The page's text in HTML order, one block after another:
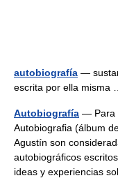
autobiografía —
escrita por ella
Autobiografía — Para
Autobiografia (álbum
Agustín son
autobiográficos
ideas y experiencias